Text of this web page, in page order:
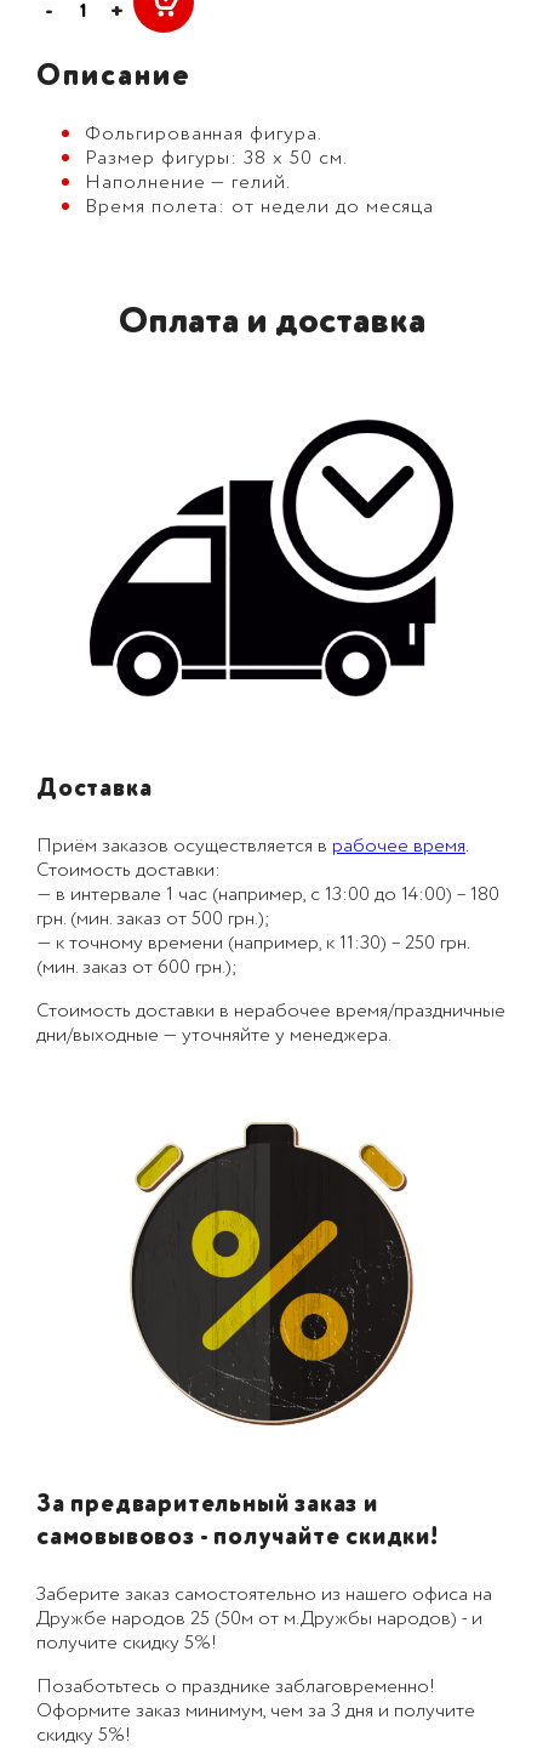
- +
Описание
Фольгированная фигура.
Размер фигуры: 38 х 50 см.
Наполнение — гелий.
Время полета: от недели до месяца
Оплата и доставка
Доставка
Приём заказов осуществляется в рабочее время.
Стоимость доставки:
— в интервале 1 час (например, с 13:00 до 14:00) – 180
грн. (мин. заказ от 500 грн.);
— к точному времени (например, к 11:30) – 250 грн.
(мин. заказ от 600 грн.);
Стоимость доставки в нерабочее время/праздничные
дни/выходные — уточняйте у менеджера.
За предварительный заказ и
самовывовоз - получайте скидки!
Заберите заказ самостоятельно из нашего офиса на
Дружбе народов 25 (50м от м.Дружбы народов) - и
получите скидку 5%!
Позаботьтесь о празднике заблаговременно!
Оформите заказ минимум, чем за 3 дня и получите
скидку 5%!